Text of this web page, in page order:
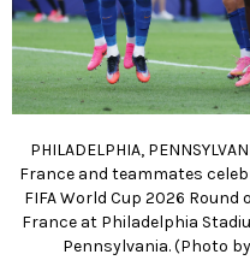
PHILADELPHIA,
France and teammates
FIFA World Cup 2026
France at Philadelphia
Pennsylvania. (Photo